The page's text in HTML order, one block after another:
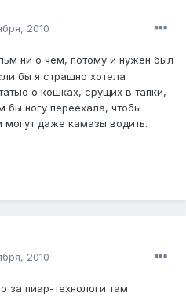
2010
ни о чем, потому и нужен был
бы я страшно хотела
о кошках, срущих в тапки,
ногу переехала, чтобы
могут даже камазы водить.
2010
за пиар-технологи там